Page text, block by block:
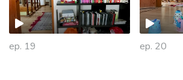
ep. 19 ep. 20